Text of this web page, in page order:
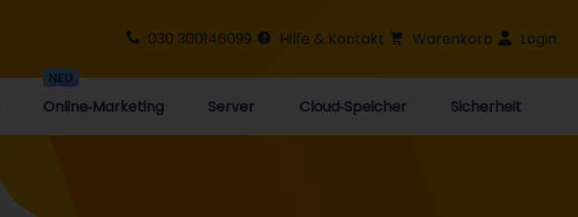
030 300146099 Hilfe & Kontakt Warenkorb Login
Online‑Marketing Server Cloud‑Speicher Sicherheit